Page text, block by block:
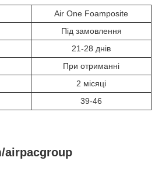
Air One Foamposite
Під замовлення
21-28 днів
При отриманні
2 місяці
39-46
airpacgroup